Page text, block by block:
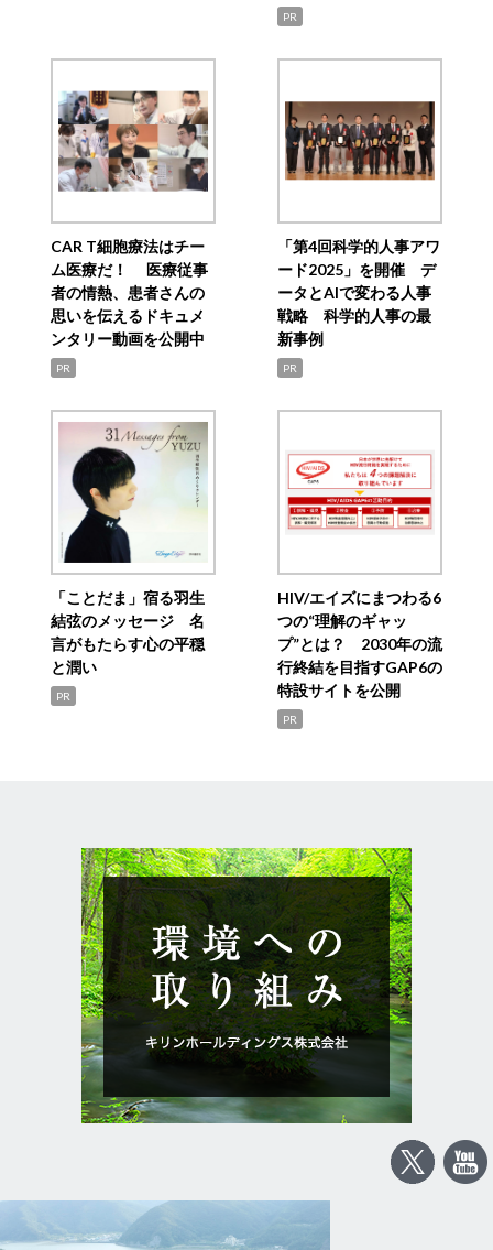
PR
CAR T細胞療法はチー
ム医療だ！ 医療従事
者の情熱、患者さんの
思いを伝えるドキュメ
ンタリー動画を公開中
PR
「第4回科学的人事アワ
ード2025」を開催 デ
ータとAIで変わる人事
戦略 科学的人事の最
新事例
PR
「ことだま」宿る羽生
結弦のメッセージ 名
言がもたらす心の平穏
と潤い
PR
HIV/エイズにまつわる6
つの“理解のギャッ
プ”とは？ 2030年の流
行終結を目指すGAP6の
特設サイトを公開
PR